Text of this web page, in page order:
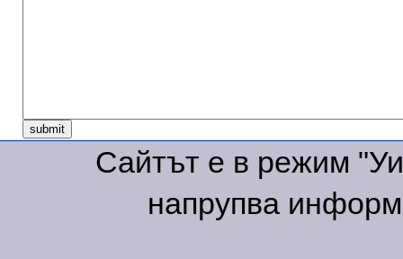
Сайтът е в режим
напрупва